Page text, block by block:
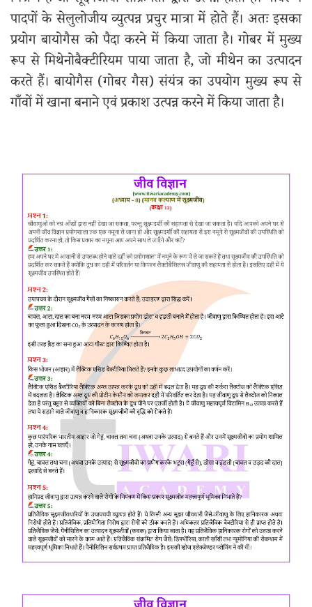
पादपों के सेलुलोजीय व्युत्पन्न प्रचुर मात्रा में होते हैं। अतः इसका
प्रयोग बायोगैस को पैदा करने में किया जाता है। गोबर में मुख्य
रूप से मिथेनोबैक्टीरियम पाया जाता है, जो मीथेन का उत्पादन
करते हैं। बायोगैस (गोबर गैस) संयंत्र का उपयोग मुख्य रूप से
गाँवों में खाना बनाने एवं प्रकाश उत्पन्न करने में किया जाता है।